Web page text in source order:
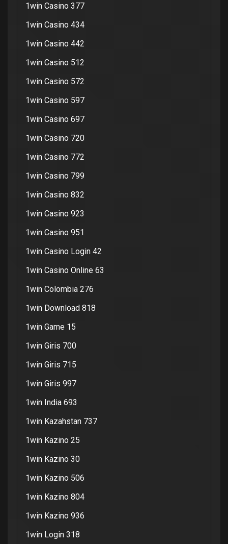
1win Casino 377
1win Casino 434
1win Casino 442
1win Casino 512
1win Casino 572
1win Casino 597
1win Casino 697
1win Casino 720
1win Casino 772
1win Casino 799
1win Casino 832
1win Casino 923
1win Casino 951
1win Casino Login 42
1win Casino Online 63
1win Colombia 276
1win Download 818
1win Game 15
1win Giris 700
1win Giris 715
1win Giris 997
1win India 693
1win Kazahstan 737
1win Kazino 25
1win Kazino 30
1win Kazino 506
1win Kazino 804
1win Kazino 936
1win Login 318